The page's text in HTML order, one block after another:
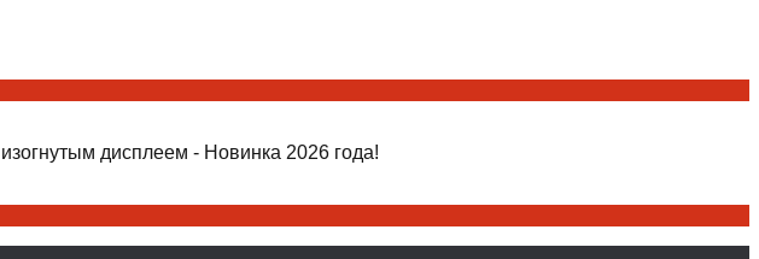
дисплеем - Новинка 2026 года!